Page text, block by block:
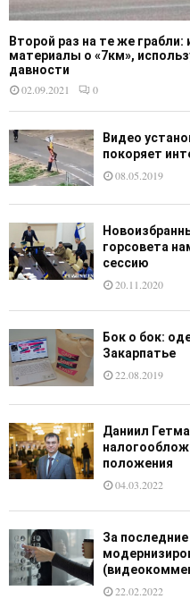
Второй раз на те же грабли:
материалы о «7км»,
давности
02.09.2021
0
Видео
покоряет
08.05.2019
горсовета
сессию
20.11.2020
Бок о бок:
Закарпатье
22.08.2019
Даниил
положения
04.03.2022
За
22.02.2022